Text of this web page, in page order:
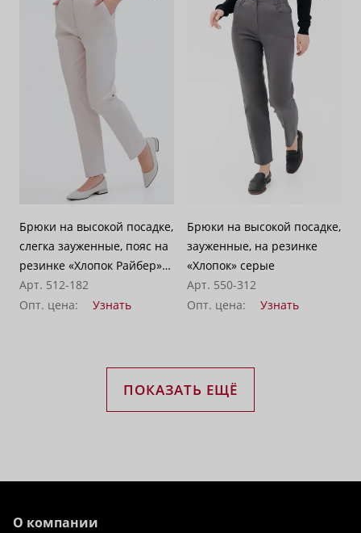
Брюки на высокой посадке,
слегка зауженные, пояс на
резинке «Хлопок Райбер»
бежевые
Арт. 512-182
Опт. цена:
Узнать
Брюки на высокой посадке,
зауженные, на резинке
«Хлопок» серые
Арт. 550-312
Опт. цена:
Узнать
ПОКАЗАТЬ ЕЩЁ
О компании